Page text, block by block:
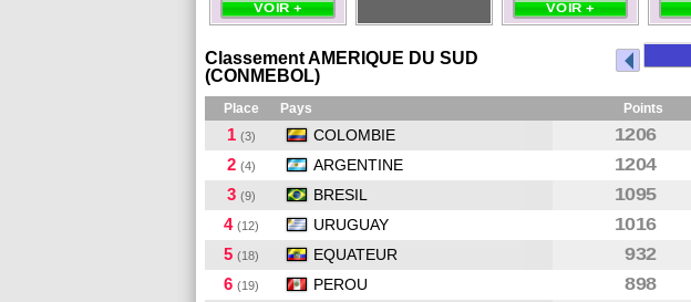
VOIR + VOIR +
Classement AMERIQUE DU SUD
(CONMEBOL)
Place Pays Points
1 (3) COLOMBIE 1206
2 (4) ARGENTINE 1204
3 (9) BRESIL 1095
4 (12) URUGUAY 1016
5 (18) EQUATEUR 932
6 (19) PEROU 898